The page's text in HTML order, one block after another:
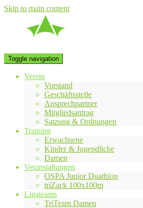
Skip to main content
Toggle navigation
Verein
Vorstand
Geschäftsstelle
Ansprechpartner
Mitgliedsantrag
Satzung & Ordnungen
Training
Erwachsene
Kinder & Jugendliche
Damen
Veranstaltungen
OSPA Junior Duathlon
triZack 100x100m
Ligateams
TriTeam Damen